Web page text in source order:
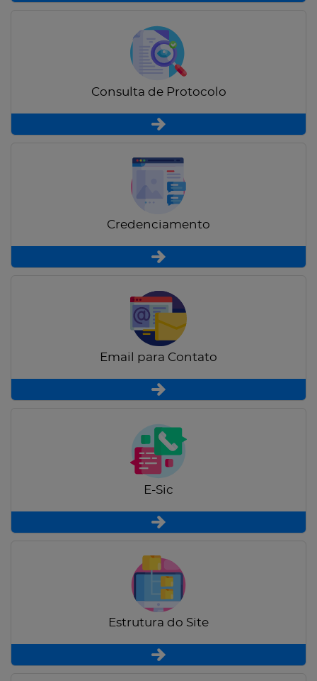
Consulta de Protocolo
Credenciamento
Email para Contato
E-Sic
Estrutura do Site